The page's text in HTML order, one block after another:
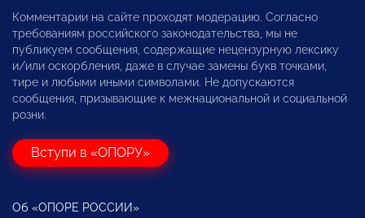
Комментарии на сайте проходят модерацию. Согласно
требованиям российского законодательства, мы не
публикуем сообщения, содержащие нецензурную лексику
и/или оскорбления, даже в случае замены букв точками,
тире и любыми иными символами. Не допускаются
сообщения, призывающие к межнациональной и социальной
розни.
Вступи в «ОПОРУ»
Об «ОПОРЕ РОССИИ»